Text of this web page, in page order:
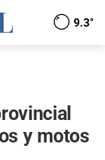
9.3°
y motos